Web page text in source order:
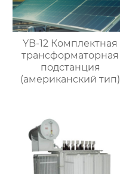
YB-12 Комплектная
трансформаторная
подстанция
(американский тип)